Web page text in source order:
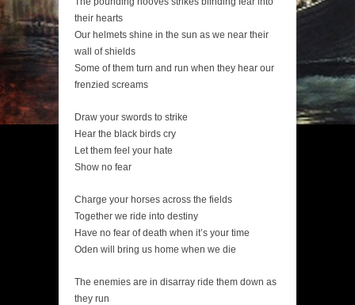
their hearts
Our helmets shine in the sun as we near their
wall of shields
Some of them turn and run when they hear our
frenzied screams
Draw your swords to strike
Hear the black birds cry
Let them feel your hate
Show no fear
Charge your horses across the fields
Together we ride into destiny
Have no fear of death when it’s your time
Oden will bring us home when we die
The enemies are in disarray ride them down as
they run